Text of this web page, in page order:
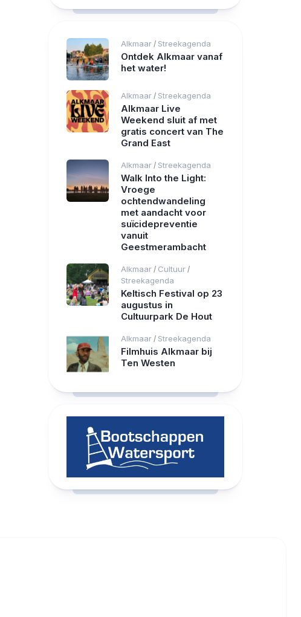
Alkmaar / Streekagenda
Ontdek Alkmaar vanaf
het water!
Alkmaar / Streekagenda
Alkmaar Live
Weekend sluit af met
gratis concert van The
Grand East
Alkmaar / Streekagenda
Walk Into the Light:
Vroege
ochtendwandeling
met aandacht voor
suïcidepreventie
vanuit
Geestmerambacht
Alkmaar / Cultuur /
Streekagenda
Keltisch Festival op 23
augustus in
Cultuurpark De Hout
Alkmaar / Streekagenda
Filmhuis Alkmaar bij
Ten Westen